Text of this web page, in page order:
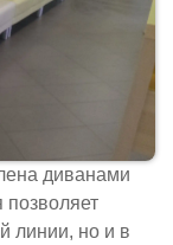
диванами
позволяет
линии, но и в